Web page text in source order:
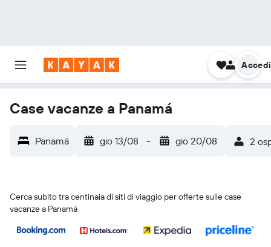
Accedi
Case vacanze a Panamá
Panamá gio 13/08 - gio 20/08 2
Cerca subito tra centinaia di siti di viaggio per offerte sulle case
vacanze a Panamá